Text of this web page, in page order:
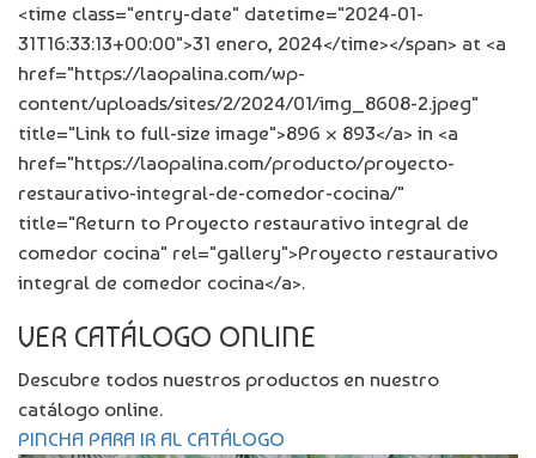
<time class="entry-date" datetime="2024-01-
31T16:33:13+00:00">31 enero, 2024</time></span> at <a
href="https://laopalina.com/wp-
content/uploads/sites/2/2024/01/img_8608-2.jpeg"
title="Link to full-size image">896 × 893</a> in <a
href="https://laopalina.com/producto/proyecto-
restaurativo-integral-de-comedor-cocina/"
title="Return to Proyecto restaurativo integral de
comedor cocina" rel="gallery">Proyecto restaurativo
integral de comedor cocina</a>.
VER CATÁLOGO ONLINE
Descubre todos nuestros productos en nuestro
catálogo online.
PINCHA PARA IR AL CATÁLOGO